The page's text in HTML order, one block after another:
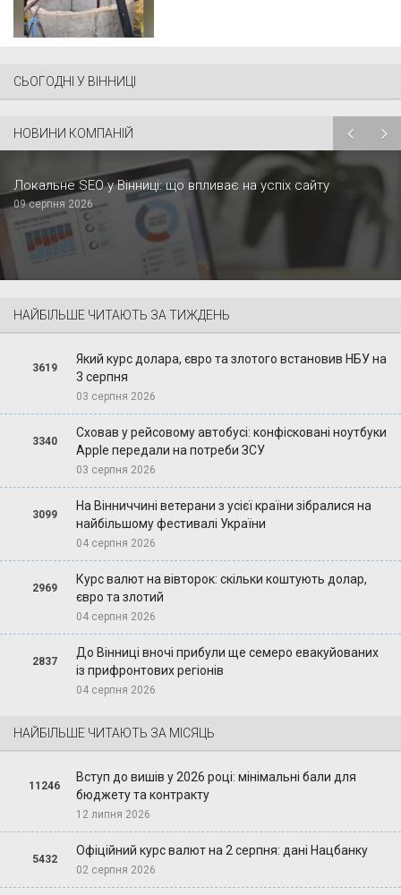
СЬОГОДНІ У ВІННИЦІ
НОВИНИ КОМПАНІЙ
Локальне SEO у Вінниці: що впливає на успіх сайту
09 серпня 2026
НАЙБІЛЬШЕ ЧИТАЮТЬ ЗА ТИЖДЕНЬ
3619
Який курс долара, євро та злотого встановив НБУ на
3 серпня
03 серпня 2026
3340
Сховав у рейсовому автобусі: конфісковані ноутбуки
Apple передали на потреби ЗСУ
03 серпня 2026
3099
На Вінниччині ветерани з усієї країни зібралися на
найбільшому фестивалі України
04 серпня 2026
2969
Курс валют на вівторок: скільки коштують долар,
євро та злотий
04 серпня 2026
2837
До Вінниці вночі прибули ще семеро евакуйованих
із прифронтових регіонів
04 серпня 2026
НАЙБІЛЬШЕ ЧИТАЮТЬ ЗА МІСЯЦЬ
11246
Вступ до вишів у 2026 році: мінімальні бали для
бюджету та контракту
12 липня 2026
5432
Офіційний курс валют на 2 серпня: дані Нацбанку
02 серпня 2026